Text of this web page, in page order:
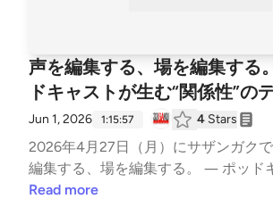
は、「相手を深く知ろうとする姿勢
接声を聴くこと。対話を重ねること。
ならない行動や変化を、データから読
こと。今回のMeetUPサザンガクでは
の実践と、dev Inc. によるデータ活用
して、これからの地域ビジネスに必要
くり方”をひもときます。松本山雅FC
声を編集する、場を編集する
ドキャストが生む“関係性”の
Jun 1, 2026 1:15:57 4 Stars
2026年4月27日（月）にサザンガク
編集する、場を編集する。 ― ポッド
む“関係性”のデザイン―”のトークセッ
Read more